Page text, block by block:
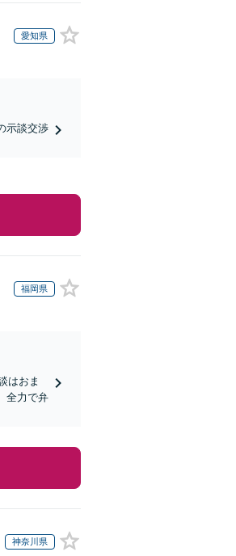
愛知県
示談交渉
福岡県
はおま
全力で弁
神奈川県